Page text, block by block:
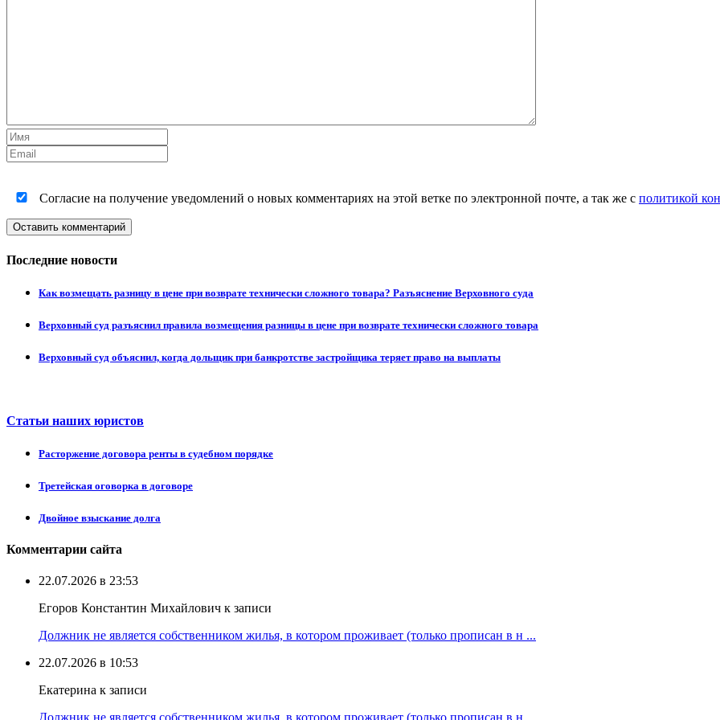
Согласие на получение уведомлений о новых комментариях на этой ветке по электронной почте, а так же с политикой
Оставить комментарий
Последние новости
Как возмещать разницу в цене при возврате технически сложного товара? Разъяснение Верховного суда
Верховный суд разъяснил правила возмещения разницы в цене при возврате технически сложного товара
Верховный суд объяснил, когда дольщик при банкротстве застройщика теряет право на выплаты
Статьи наших юристов
Расторжение договора ренты в судебном порядке
Третейская оговорка в договоре
Двойное взыскание долга
Комментарии сайта
22.07.2026 в 23:53
Егоров Константин Михайлович к записи
Должник не является собственником жилья, в котором проживает (только прописан в н ...
22.07.2026 в 10:53
Екатерина к записи